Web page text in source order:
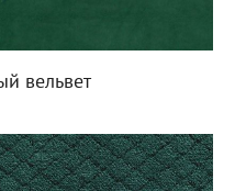
вельвет